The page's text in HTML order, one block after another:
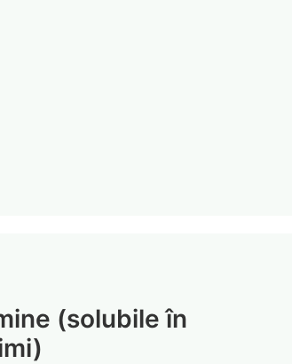
(solubile în